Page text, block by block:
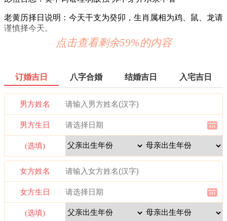
老黄历择日说明：今天干支为癸卯，生肖属相为鸡、鼠、龙请
谨慎择今天。
2026年7月28日时辰吉凶
宜：订婚 嫁娶 出行 求财 开业 交易 安床
忌：祈福 求嗣
1时-3时 癸丑时： 沖羊 煞东 时沖癸未 日建 朱雀 太阴
宜：修造 安葬
忌：造船 乘船 朱雀须用 凤凰符制 否则 诸事不宜
宜：祈福 求嗣 出行 求财 嫁娶 安葬
忌：修造 动土
点击查看剩余59%的内容
订婚吉日 八字合婚 结婚吉日 入宅吉日
男方姓名
男方生日
(选填)
女方姓名
女方生日
(选填)